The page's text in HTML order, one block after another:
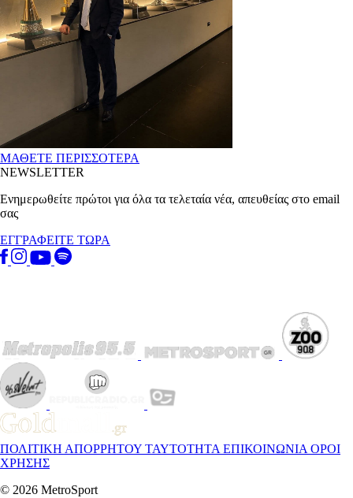
ΜΑΘΕΤΕ ΠΕΡΙΣΣΟΤΕΡΑ
NEWSLETTER
Ενημερωθείτε πρώτοι για όλα τα τελεταία νέα, απευθείας στο email
σας
ΕΓΓΡΑΦΕΙΤΕ ΤΩΡΑ
ΠΟΛΙΤΙΚΗ ΑΠΟΡΡΗΤΟΥ ΤΑΥΤΟΤΗΤΑ ΕΠΙΚΟΙΝΩΝΙΑ ΟΡΟΙ
ΧΡΗΣΗΣ
© 2026 MetroSport